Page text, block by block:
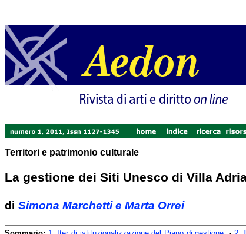
Territori e patrimonio culturale
La gestione dei Siti Unesco di Villa
di Simona Marchetti e Marta Orrei